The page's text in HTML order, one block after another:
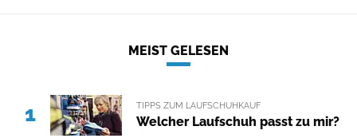
MEIST GELESEN
1 TIPPS ZUM LAUFSCHUHKAUF
Welcher Laufschuh passt zu mir?